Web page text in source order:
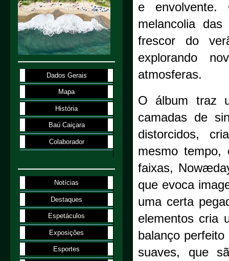
e
melancolia
frescor do
explorando
atmosferas.
O álbum traz
camadas de
distorcidos,
mesmo
faixas,
que evoca
uma certa
elementos cria
balanço
suaves, que
Dados Gerais
Mapa
História
Baú Caiçara
Colaborador
Notícias
Destaques
Espetáculos
Exposições
Esportes